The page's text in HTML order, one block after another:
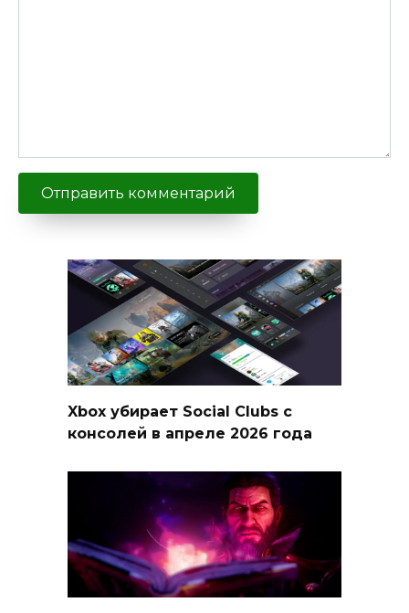
Xbox убирает Social Clubs с
консолей в апреле 2026 года